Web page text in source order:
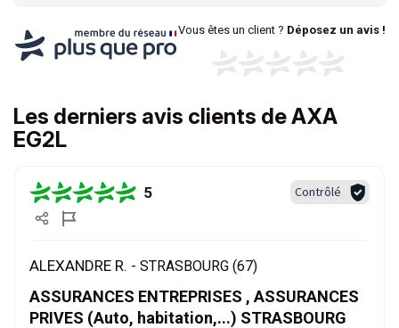
Vous êtes un client ? Déposez un avis !
Les derniers avis clients de AXA
EG2L
5 Contrôlé
ALEXANDRE R. - STRASBOURG (67)
ASSURANCES ENTREPRISES , ASSURANCES
PRIVES (Auto, habitation,...) STRASBOURG